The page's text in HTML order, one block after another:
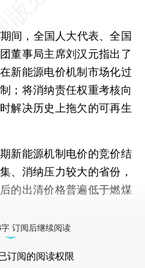
，全国人大代表、全国
董事局主席刘汉元指出了
新能源电价机制市场化过
；将消纳责任权重考核向
解决历史上拖欠的可再生
能源机制电价的竞价结
、消纳压力较大的省份，
的出清价格普遍低于燃煤
订阅后继续阅读
订阅的阅读权限